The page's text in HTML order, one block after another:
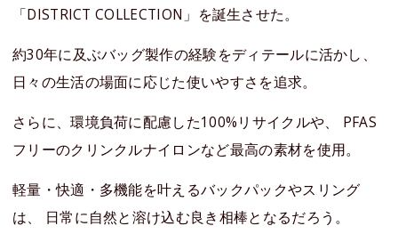
「DISTRICT COLLECTION」を誕生させた。
約30年に及ぶバッグ製作の経験をディテールに活かし、
日々の生活の場面に応じた使いやすさを追求。
さらに、環境負荷に配慮した100%リサイクルや、 PFAS
フリーのクリンクルナイロンなど最高の素材を使用。
軽量・快適・多機能を叶えるバックパックやスリング
は、 日常に自然と溶け込む良き相棒となるだろう。